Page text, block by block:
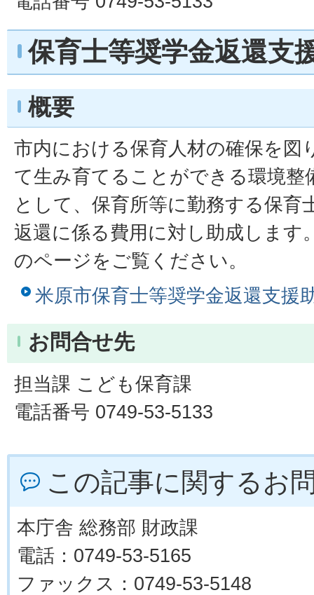
保育士等奨学金返還支
概要
市内における保育人材の確保を図
て生み育てることができる環境整
として、保育所等に勤務する保育
返還に係る費用に対し助成します
のページをご覧ください。
米原市保育士等奨学金返還支援
お問合せ先
担当課 こども保育課
電話番号 0749-53-5133
この記事に関するお
本庁舎 総務部 財政課
電話：0749-53-5165
ファックス：0749-53-5148